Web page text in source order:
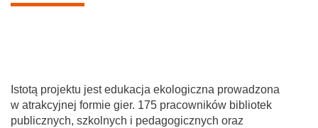
Istotą projektu jest edukacja ekologiczna prowadzona
w atrakcyjnej formie gier. 175 pracowników bibliotek
publicznych, szkolnych i pedagogicznych oraz